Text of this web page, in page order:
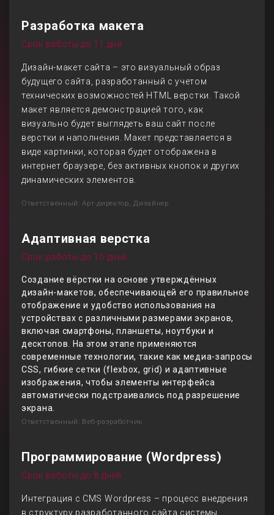
Разработка макета
Срок работы до 11 дня
Дизайн-макет сайта – это визуальный образ
будущего сайта, разработанный с учетом
технических возможностей HTML верстки. Такой
макет является демонстрацией того, как
визуально будет выглядеть ваш сайт после
верстки и наполнения. Макет представляется в
виде картинки, которая будет отображена в
интернет браузере, без активных кнопок и других
динамических элементов.
Ответственный: Арт-директор, Дизайнер
Адаптивная верстка
Срок работы до 10 дней
Создание вёрстки на основе утверждённых
дизайн-макетов, обеспечивающей его правильное
отображение и удобство использования на
устройствах с различными размерами экранов,
включая смартфоны, планшеты, ноутбуки и
десктопов. На этом этапе применяются
современные технологии, такие как медиа-запросы
CSS, гибкие сетки (flexbox, grid) и адаптивные
изображения, чтобы элементы интерфейса
автоматически подстраивались под разрешение
экрана.
Ответственный: Веб-разработчик
Программирование (Wordpress)
Срок работы до 8 дней
Интеграция с CMS Wordpress – процесс внедрения
в структуру разработанного сайта системы